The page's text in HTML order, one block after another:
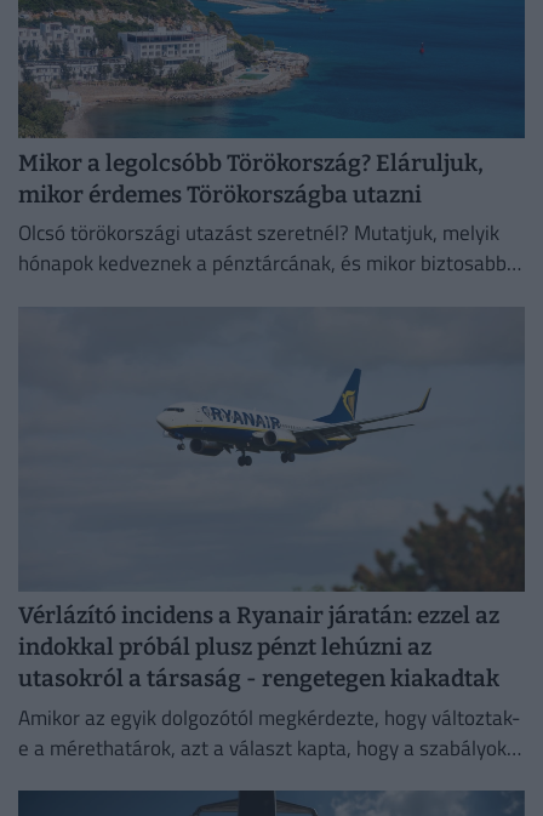
Mikor a legolcsóbb Törökország? Eláruljuk,
mikor érdemes Törökországba utazni
Olcsó törökországi utazást szeretnél? Mutatjuk, melyik
hónapok kedveznek a pénztárcának, és mikor biztosabb a
Vérlázító incidens a Ryanair járatán: ezzel az
indokkal próbál plusz pénzt lehúzni az
utasokról a társaság - rengetegen kiakadtak
Amikor az egyik dolgozótól megkérdezte, hogy változtak-
e a mérethatárok, azt a választ kapta, hogy a szabályok